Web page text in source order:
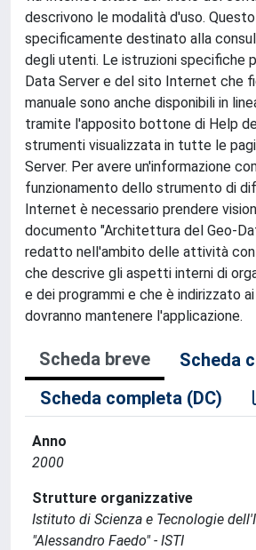
descrivono le modalità d'uso.
specificamente destinato alla
degli utenti. Le istruzioni specifiche
Data Server e del sito Internet che
manuale sono anche disponibili in
tramite l'apposito bottone di Help
strumenti visualizzata in tutte le
Server. Per avere un'informazione
funzionamento dello strumento di
Internet è necessario prendere
documento "Architettura del Geo-
redatto nell'ambito delle attività
che descrive gli aspetti interni di
e dei programmi e che è indirizzato
dovranno mantenere l'applicazione.
Scheda breve
Scheda
Scheda completa (DC)
Anno
2000
Strutture organizzative
Istituto di Scienza e Tecnologie
"Alessandro Faedo" - ISTI